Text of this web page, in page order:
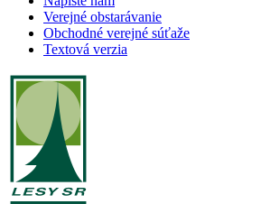
Verejné obstarávanie
Obchodné verejné súťaže
Textová verzia